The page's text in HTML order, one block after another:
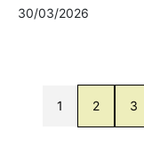
30/03/2026
1 2 3